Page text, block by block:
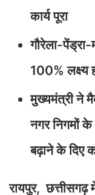
कार्य पूरा
​गौरेला-
100% लक्ष्य
​मुख्यमंत्री ने
नगर निगमों के
बढ़ाने के दिए
​रायपुर, छत्तीसगढ़